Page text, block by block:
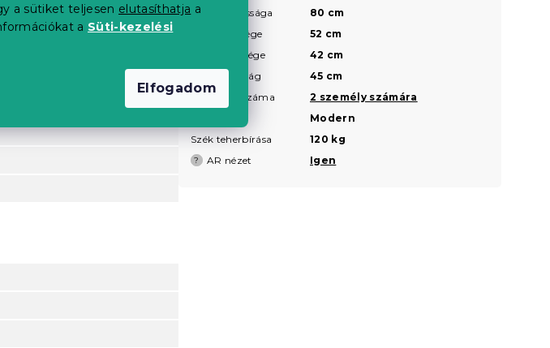
a sütiket teljesen elutasíthatja a
a Süti-kezelési
Elfogadom
Szék magassága
80 cm
Szék mélysége
52 cm
Szék szélessége
42 cm
Ülésmagasság
45 cm
Ülőhelyek száma
2 személy számára
Modern
Szék teherbírása
120 kg
? AR nézet Igen